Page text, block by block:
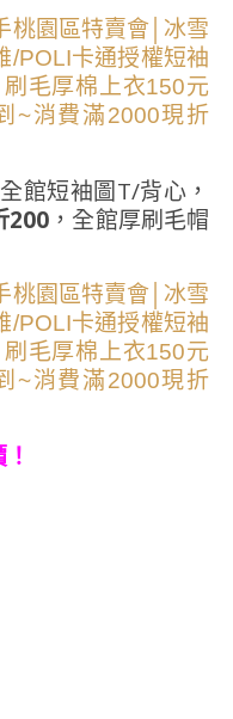
館短袖圖T/背心，
200 ，全館厚刷毛帽